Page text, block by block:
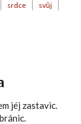
srdce
svůj
jéj zastavic.